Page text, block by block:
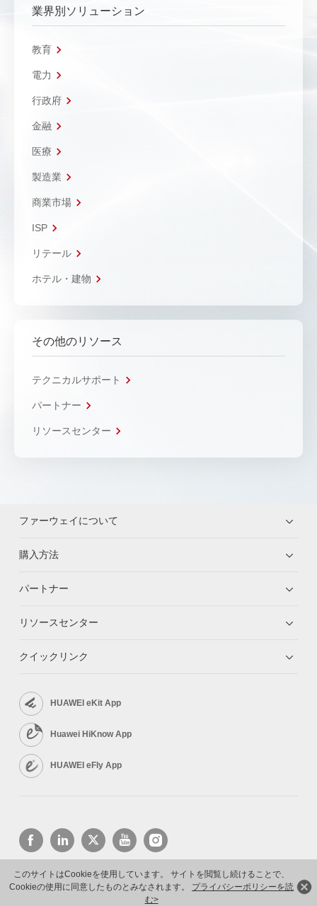
このサイトはCookieを使用しています。 サイトを閲覧し続けることで、
Cookieの使用に同意したものとみなされます。 プライバシーポリシーを読
む>
業界別ソリューション
教育
電力
行政府
金融
医療
製造業
商業市場
ISP
リテール
ホテル・建物
その他のリソース
テクニカルサポート
パートナー
リソースセンター
ファーウェイについて
購入方法
パートナー
リソースセンター
クイックリンク
HUAWEI eKit App
Huawei HiKnow App
HUAWEI eFly App
Copyright © 2026 Huawei Technologies Co., Ltd. All rights reserved.
プライバシーポリシー